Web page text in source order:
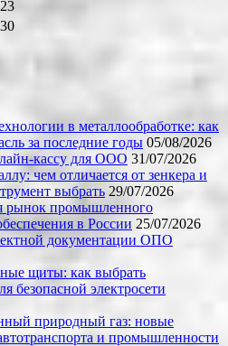
23
30
в металлообработке: как
за последние годы 05/08/2026
кассу для ООО 31/07/2026
чем отличается от зенкера и
выбрать 29/07/2026
рынок промышленного
в России 25/07/2026
документации ОПО
щиты: как выбрать
безопасной электросети
природный газ: новые
и промышленности